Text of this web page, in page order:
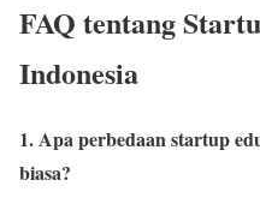
FAQ tentang
Indonesia
1. Apa perbedaan startup
biasa?